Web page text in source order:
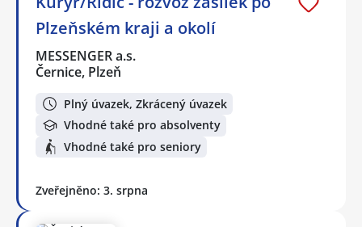
Plzeňském kraji a okolí
MESSENGER a.s.
Černice, Plzeň
Plný úvazek, Zkrácený úvazek
Vhodné také pro absolventy
Vhodné také pro seniory
Zveřejněno: 3. srpna